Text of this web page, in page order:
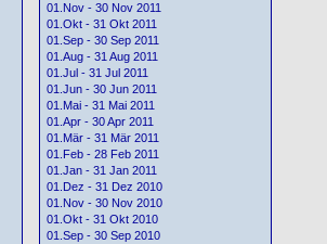
01.Nov - 30 Nov 2011
01.Okt - 31 Okt 2011
01.Sep - 30 Sep 2011
01.Aug - 31 Aug 2011
01.Jul - 31 Jul 2011
01.Jun - 30 Jun 2011
01.Mai - 31 Mai 2011
01.Apr - 30 Apr 2011
01.Mär - 31 Mär 2011
01.Feb - 28 Feb 2011
01.Jan - 31 Jan 2011
01.Dez - 31 Dez 2010
01.Nov - 30 Nov 2010
01.Okt - 31 Okt 2010
01.Sep - 30 Sep 2010